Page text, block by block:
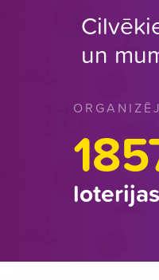
un
loterijas